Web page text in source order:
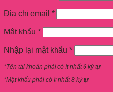
Địa chỉ email *
Mật khẩu *
Nhập lại mật khẩu *
*Tên tài khoản phải có ít nhất 6 ký tự
*Mật khẩu phải có ít nhất 8 ký tự